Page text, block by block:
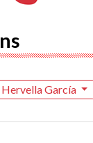
García